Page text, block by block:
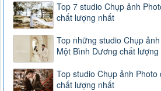
Top 7 studio Chụp ảnh
chất lượng nhất
Top những studio Chụp
Một Bình Dương chất lượng
Top studio Chụp ảnh
chất lượng nhất